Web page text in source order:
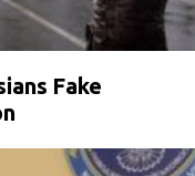
Fake